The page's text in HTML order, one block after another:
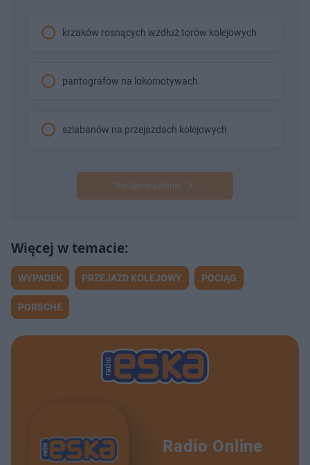
krzaków rosnących wzdłuż torów kolejowych
pantografów na lokomotywach
szlabanów na przejazdach kolejowych
Następne pytanie
WYPADEK PRZEJAZD KOLEJOWY POCIĄG
PORSCHE
Radio Online